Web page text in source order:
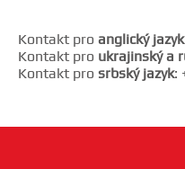
Kontakt pro anglický jazyk
Kontakt pro ukrajinský a
Kontakt pro srbský jazyk: